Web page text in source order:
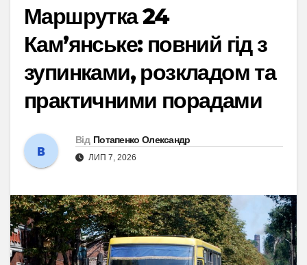
Маршрутка 24
Кам’янське: повний гід з
зупинками, розкладом та
практичними порадами
Від Потапенко Олександр
ЛИП 7, 2026